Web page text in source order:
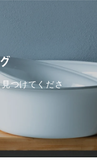
つけてくださ